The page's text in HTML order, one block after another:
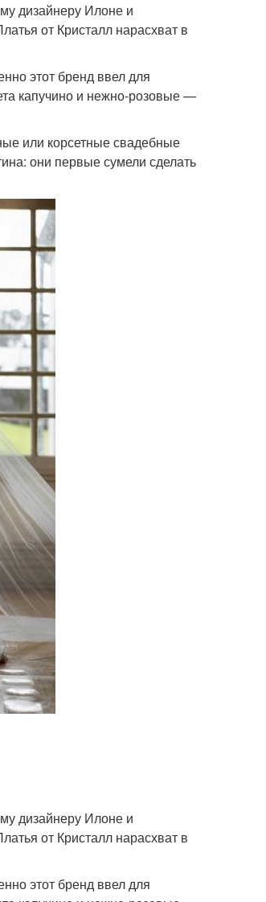
дизайнеру Илоне и
от Кристалл нарасхват в
этот бренд ввел для
капучино и нежно-розовые —
или корсетные свадебные
они первые сумели сделать
дизайнеру Илоне и
от Кристалл нарасхват в
этот бренд ввел для